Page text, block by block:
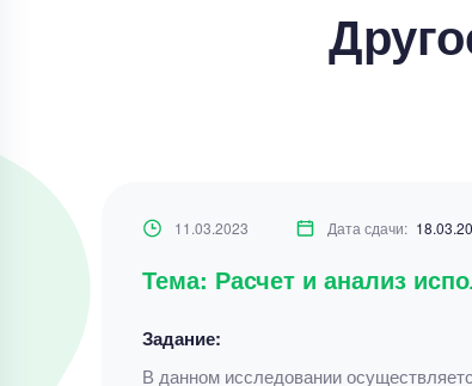
11.03.2023 Дата сдачи:
Тема: Расчет и анализ
Задание:
В данном исследовании